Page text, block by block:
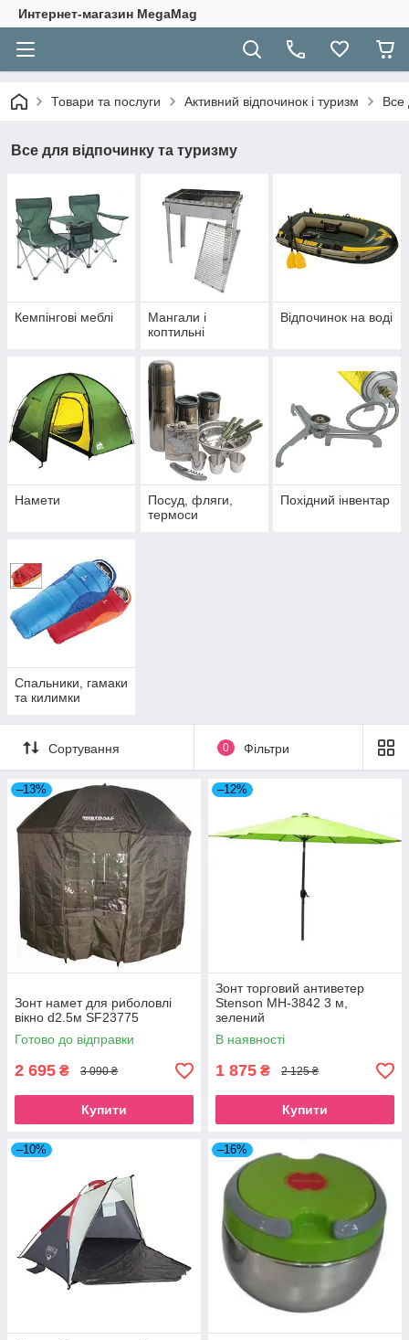
Интернет-магазин MegaMag
Товари та послуги Активний відпочинок і туризм Все
Все для відпочинку та туризму
Кемпінгові меблі
Мангали і
коптильні
Відпочинок на воді
Намети
Посуд, фляги,
термоси
Похідний інвентар
Спальники, гамаки
та килимки
Сортування 0 Фільтри
–13%
Зонт намет для риболовлі
вікно d2.5м SF23775
Готово до відправки
2 695 ₴ 3 090 ₴
Купити
–12%
Зонт торговий антиветер
Stenson MH-3842 3 м,
зелений
В наявності
1 875 ₴ 2 125 ₴
Купити
–10% –16%